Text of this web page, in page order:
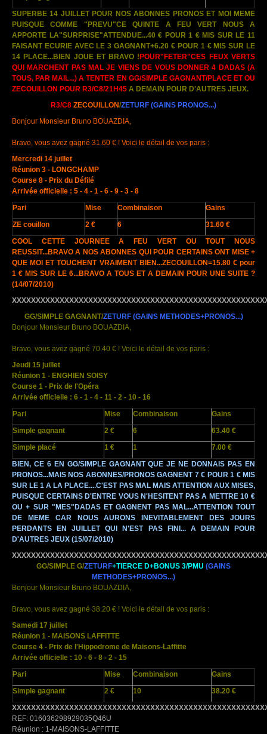
SUPERBE 14 JUILLET POUR NOS ABONNES PRONOS ET MOI MEME
PUISQUE COMME "PREVU"CE QUINTE A FEU VERT NOUS A
APPORTE LA"SURPRISE"ATTENDUE...40 € POUR 1 € MIS SUR LE 11
FAISANT ECURIE AVEC LE 3 GAGNANT+6.20 € POUR 1 € MIS SUR LE
14 PLACE...BIEN JOUE ET BRAVO !POUR"FETER"CES FEUX VERTS
QUI MARCHENT PAS MAL JE VIENS DE VOUS DONNER 4 DADAS (A
TOUS, PAR MAIL...) A TENTER EN GG/SIMPLE GAGNANT/PLACE ET OU
ZECOUILLON POUR R3/C8/21H45 A DEMAIN POUR D'AUTRES JEUX.
R3/C8 ZECOUILLON/ZETURF (GAINS PRONOS...)
Bonjour Monsieur Bruno BOUAZDIA,
Bravo, vous avez gagné 31.60 € ! Voici le détail de vos paris :
Mercredi 14 juillet
Réunion 3 - LONGCHAMP
Course 8 - Prix du Défilé
Arrivée officielle : 5 - 4 - 1 - 6 - 9 - 3 - 8
Pari
Mise Combinaison
Gains
ZE couillon
2 € 6
31.60 €
COOL CETTE JOURNEE A FEU VERT OU TOUT NOUS
REUSSIT...BRAVO A NOS ABONNES QUI POUR CERTAINS ONT MISE +
QUE MOI ET TOUCHENT VRAIMENT BIEN...ZECOUILLON=15.80 € pour
1 € MIS SUR LE 6...BRAVO A TOUS ET A DEMAIN POUR UNE SUITE ?
(14/07/2010)
GG/SIMPLE GAGNANT/ZETURF (GAINS METHODES+PRONOS...)
Bonjour Monsieur Bruno BOUAZDIA,
Bravo, vous avez gagné 70.40 € ! Voici le détail de vos paris :
Jeudi 15 juillet
Réunion 1 - ENGHIEN SOISY
Course 1 - Prix de l'Opéra
Arrivée officielle : 6 - 1 - 4 - 11 - 2 - 10 - 16
Pari
Mise Combinaison
Gains
Simple gagnant
2 € 6
63.40 €
Simple placé
1 € 1
7.00 €
BIEN, CE 6 EN GG/SIMPLE GAGNANT QUE JE NE DONNAIS PAS EN
PRONOS...MAIS NOS ABONNES/PRONOS GAGNENT 7 € POUR 1 € MIS
SUR LE 1 A LA PLACE....C'EST PAS MAL MAIS ATTENTION AUX MISES,
PUISQUE CERTAINS D'ENTRE VOUS N'HESITENT PAS A METTRE 10 €
OU + SUR "MES"DADAS ET GAGNENT PAS MAL...ATTENTION TOUT
DE MEME CAR NOUS AURONS INEVITABLEMENT DES JOURS
PERDANTS EN JUILLET QUI N'EST PAS FINI... A DEMAIN POUR
D'AUTRES JEUX (15/07/2010)
GG/SIMPLE G/ZETURF+TIERCE D+BONUS 3/PMU (GAINS
METHODES+PRONOS...)
Bonjour Monsieur Bruno BOUAZDIA,
Bravo, vous avez gagné 38.20 € ! Voici le détail de vos paris :
Samedi 17 juillet
Réunion 1 - MAISONS LAFFITTE
Course 4 - Prix de l'Hippodrome de Maisons-Laffitte
Arrivée officielle : 10 - 6 - 8 - 2 - 15
Pari
Mise Combinaison
Gains
Simple gagnant
2 € 10
38.20 €
REF: 016036298929035Q46U
Réunion : 1-MAISONS-LAFFITTE